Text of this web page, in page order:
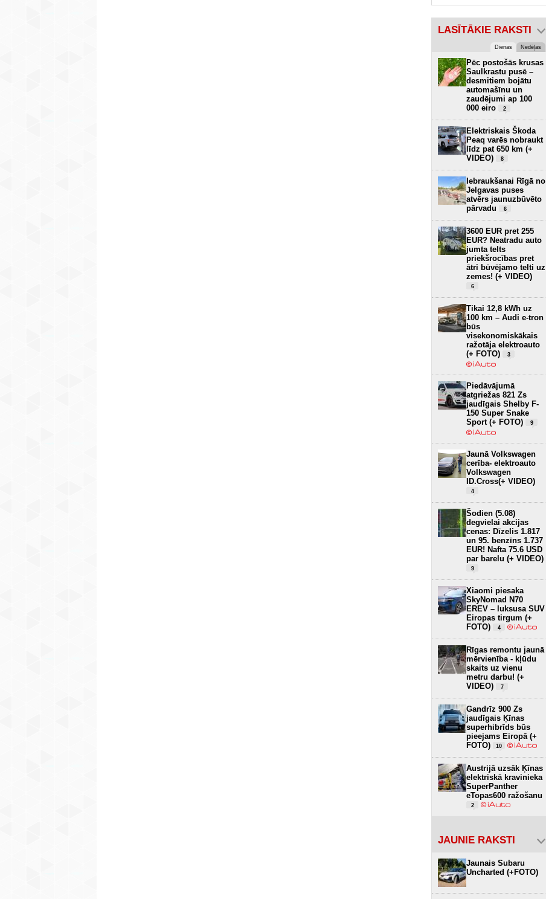
LASĪTĀKIE RAKSTI
Dienas Nedēļas
Pēc postošās krusas
Saulkrastu pusē –
desmitiem bojātu
automašīnu un
zaudējumi ap 100
000 eiro
2
Elektriskais Škoda
Peaq varēs nobraukt
līdz pat 650 km (+
VIDEO)
8
Iebraukšanai Rīgā no
Jelgavas puses
atvērs jaunuzbūvēto
pārvadu
6
3600 EUR pret 255
EUR? Neatradu auto
jumta telts
priekšrocības pret
ātri būvējamo telti uz
zemes! (+ VIDEO)
6
Tikai 12,8 kWh uz
100 km – Audi e-tron
būs
visekonomiskākais
ražotāja elektroauto
(+ FOTO)
3
Piedāvājumā
atgriežas 821 Zs
jaudīgais Shelby F-
150 Super Snake
Sport (+ FOTO)
9
Jaunā Volkswagen
cerība- elektroauto
Volkswagen
ID.Cross(+ VIDEO)
4
Šodien (5.08)
degvielai akcijas
cenas: Dīzelis 1.817
un 95. benzīns 1.737
EUR! Nafta 75.6 USD
par barelu (+ VIDEO)
9
Xiaomi piesaka
SkyNomad N70
EREV – luksusa SUV
Eiropas tirgum (+
FOTO)
4
Rīgas remontu jaunā
mērvienība - kļūdu
skaits uz vienu
metru darbu! (+
VIDEO)
7
Gandrīz 900 Zs
jaudīgais Ķīnas
superhibrīds būs
pieejams Eiropā (+
FOTO)
10
Austrijā uzsāk Ķīnas
elektriskā kravinieka
SuperPanther
eTopas600 ražošanu
2
JAUNIE RAKSTI
Jaunais Subaru
Uncharted (+FOTO)